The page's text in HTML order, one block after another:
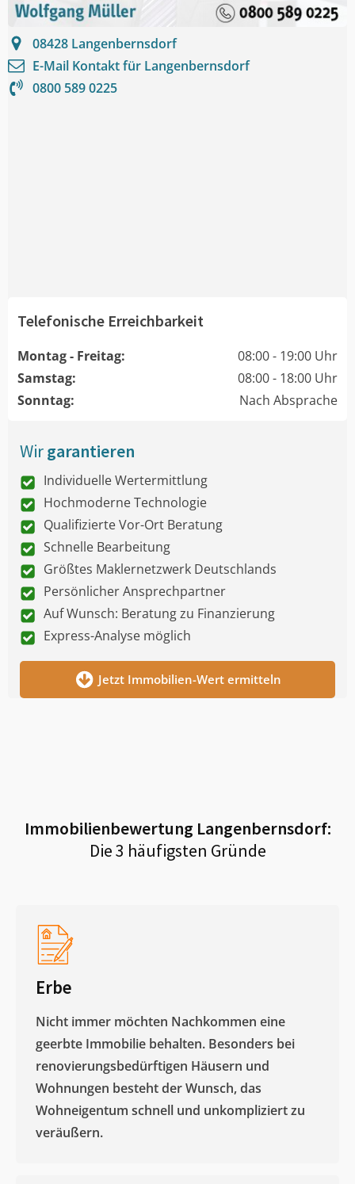
08428 Langenbernsdorf
E-Mail Kontakt für Langenbernsdorf
0800 589 0225
Telefonische Erreichbarkeit
Montag - Freitag:
08:00 - 19:00 Uhr
Samstag:
08:00 - 18:00 Uhr
Sonntag:
Nach Absprache
Wirgarantieren
Individuelle Wertermittlung
Hochmoderne Technologie
Qualifizierte Vor-Ort Beratung
Schnelle Bearbeitung
Größtes Maklernetzwerk Deutschlands
Persönlicher Ansprechpartner
Auf Wunsch: Beratung zu Finanzierung
Express-Analyse möglich
Jetzt Immobilien-Wert ermitteln
Immobilienbewertung Langenbernsdorf:
Die 3 häufigsten Gründe
Erbe
Nicht immer möchten Nachkommen eine
geerbte Immobilie behalten. Besonders bei
renovierungsbedürftigen Häusern und
Wohnungen besteht der Wunsch, das
Wohneigentum schnell und unkompliziert zu
veräußern. ​